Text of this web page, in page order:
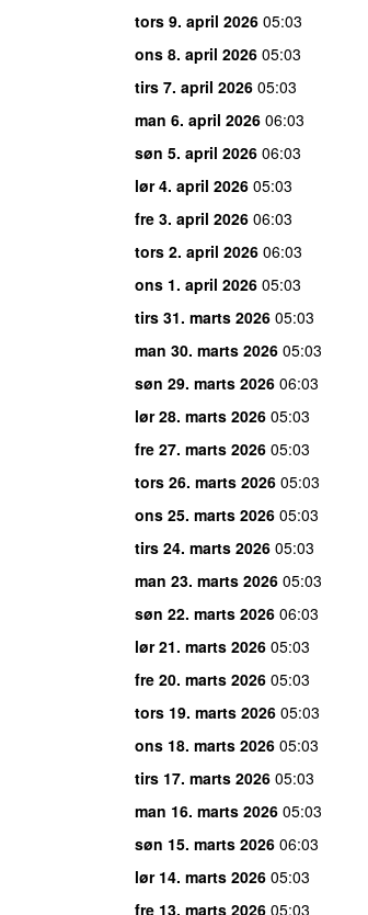
tors 9. april 2026 05:03
ons 8. april 2026 05:03
tirs 7. april 2026 05:03
man 6. april 2026 06:03
søn 5. april 2026 06:03
lør 4. april 2026 05:03
fre 3. april 2026 06:03
tors 2. april 2026 06:03
ons 1. april 2026 05:03
tirs 31. marts 2026 05:03
man 30. marts 2026 05:03
søn 29. marts 2026 06:03
lør 28. marts 2026 05:03
fre 27. marts 2026 05:03
tors 26. marts 2026 05:03
ons 25. marts 2026 05:03
tirs 24. marts 2026 05:03
man 23. marts 2026 05:03
søn 22. marts 2026 06:03
lør 21. marts 2026 05:03
fre 20. marts 2026 05:03
tors 19. marts 2026 05:03
ons 18. marts 2026 05:03
tirs 17. marts 2026 05:03
man 16. marts 2026 05:03
søn 15. marts 2026 06:03
lør 14. marts 2026 05:03
fre 13. marts 2026 05:03